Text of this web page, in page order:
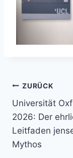
ZURÜCK
Universität
2026: Der
Leitfaden
Mythos